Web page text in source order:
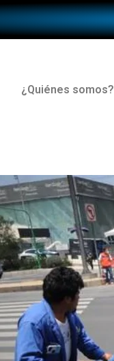
¿Quiénes somos?